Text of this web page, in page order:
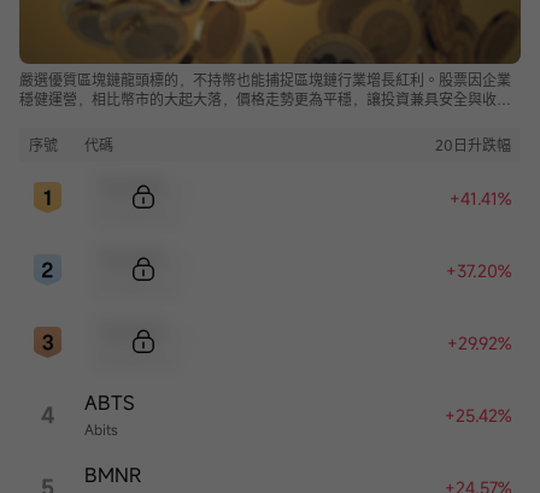
嚴選優質區塊鏈龍頭標的，不持幣也能捕捉區塊鏈行業增長紅利。股票因企業
穩健運營，相比幣市的大起大落，價格走勢更為平穩，讓投資兼具安全與收
序號
代碼 20日升跌幅
+41.41%
+37.20%
+29.92%
4 Abits
ABTS +25.42%
5 BMNR +24.57%